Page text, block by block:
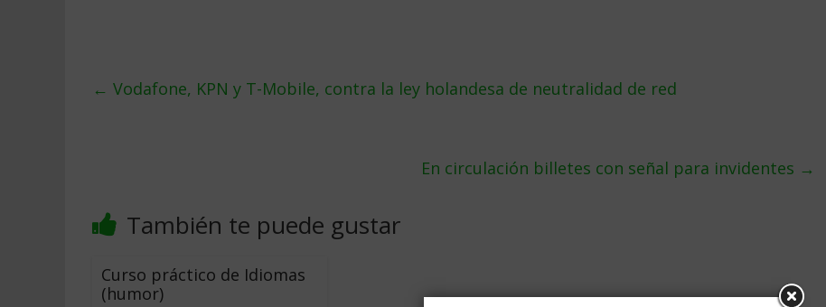
← Vodafone, KPN y T-Mobile, contra la ley holandesa de neutralidad de red
En circulación billetes con señal para invidentes →
También te puede gustar
Curso práctico de Idiomas
(humor)